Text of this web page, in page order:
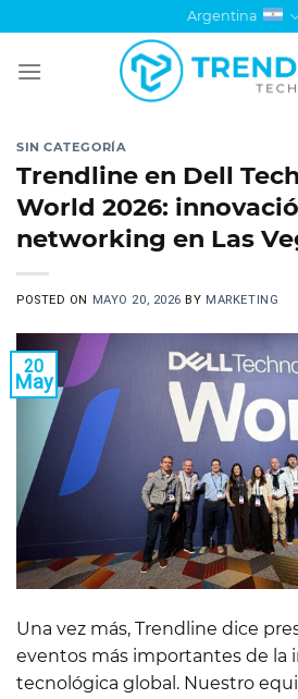
al
contenido
Argentina
SIN CATEGORÍA
Trendline en Dell
World 2026:
networking en Las
POSTED ON MAYO 20, 2026 BY MARKETING
20
May
Una vez más, Trendline dice
eventos más importantes de la
tecnológica global. Nuestro